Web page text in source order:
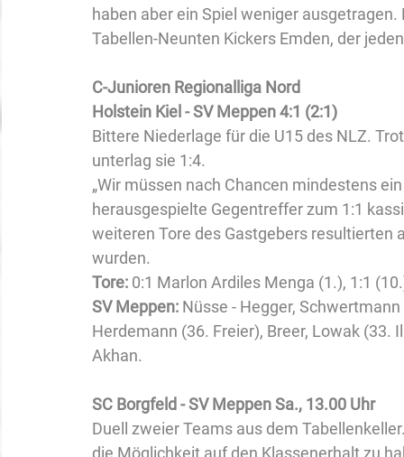
haben aber ein Spiel weniger
Tabellen-Neunten Kickers Emden, der
C-Junioren Regionalliga Nord
Holstein Kiel - SV Meppen 4:1 (2:1)
Bittere Niederlage für die U15 des NLZ.
unterlag sie 1:4.
„Wir müssen nach Chancen mindestens
herausgespielte Gegentreffer zum 1:1
weiteren Tore des Gastgebers
wurden.
Tore: 0:1 Marlon Ardiles Menga (1.), 1:1
SV Meppen: Nüsse - Hegger,
Herdemann (36. Freier), Breer, Lowak
Akhan.
SC Borgfeld - SV Meppen Sa., 13.00 Uhr
Duell zweier Teams aus dem
die Möglichkeit auf den Klassenerhalt zu